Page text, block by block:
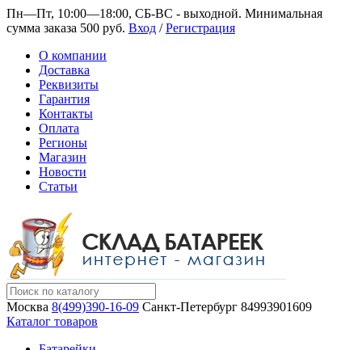
Пн—Пт, 10:00—18:00, СБ-ВС - выходной. Минимальная
сумма заказа 500 руб. Вход /Регистрация
О компании
Доставка
Реквизиты
Гарантия
Контакты
Оплата
Регионы
Магазин
Новости
Статьи
Москва 8(499)390-16-09 Санкт-Петербург 84993901609
Каталог товаров